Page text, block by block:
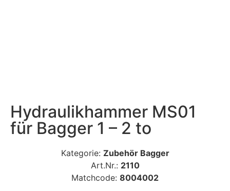
Hydraulikhammer MS01
für Bagger 1 – 2 to
Kategorie: Zubehör Bagger
Art.Nr.: 2110
Matchcode: 8004002